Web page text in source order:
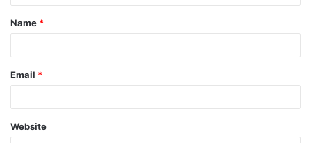
demokrasi di Indonesia dalam ruang informal.
pada ruang informal.
Yogyakarta (2019) sang peneliti menulis, “Seringkali orang
Name *
Email *
Website